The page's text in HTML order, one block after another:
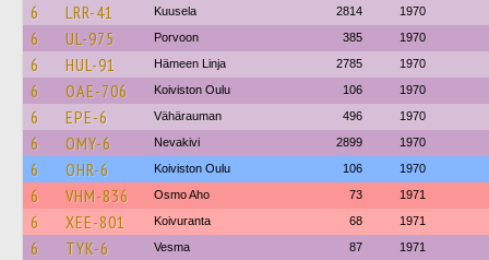
6 LRR-41 Kuusela 2814 1970
6 UL-975 Porvoon 385 1970
6 HUL-91 Hämeen Linja 2785 1970
6 OAE-706 Koiviston Oulu 106 1970
6 EPE-6 Vähärauman 496 1970
6 OMY-6 Nevakivi 2899 1970
6 OHR-6 Koiviston Oulu 106 1970
6 VHM-836 Osmo Aho 73 1971
6 XEE-801 Koivuranta 68 1971
6 TYK-6 Vesma 87 1971